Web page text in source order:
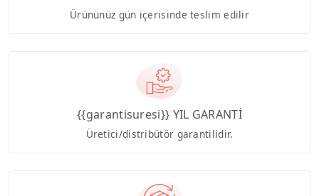
Ürününüz gün içerisinde teslim edilir
{{garantisuresi}} YIL GARANTİ
Üretici/distribütör garantilidir.